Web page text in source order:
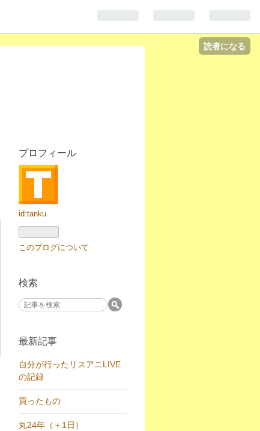
読者になる
プロフィール
id:tanku
このブログについて
検索
最新記事
自分が行ったリスアニLIVE
の記録
買ったもの
丸24年（＋1日）